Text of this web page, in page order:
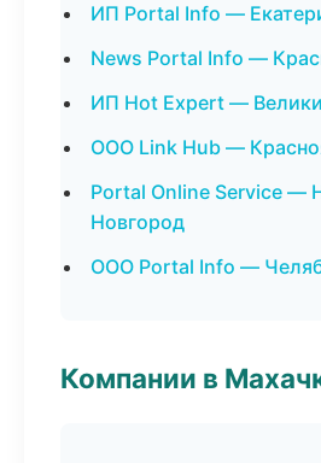
ИП Portal Info —
News Portal Info —
ИП Hot Expert —
ООО Link Hub —
Portal Online Service —
Новгород
ООО Portal Info —
Компании в